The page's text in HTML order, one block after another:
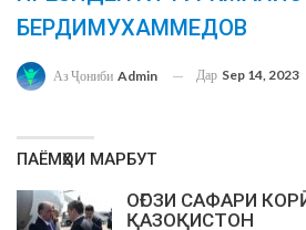
БЕРДИМУХАММЕДОВ
Аз Ҷониби Admin Дар Sep 14, 2023
ПАЁМҲОИ МАРБУТ
ОҒОЗИ САФАРИ
ҚАЗОҚИСТОН